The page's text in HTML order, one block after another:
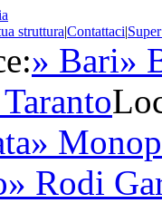
struttura|Contattaci|
» Bari»
»
» Rodi